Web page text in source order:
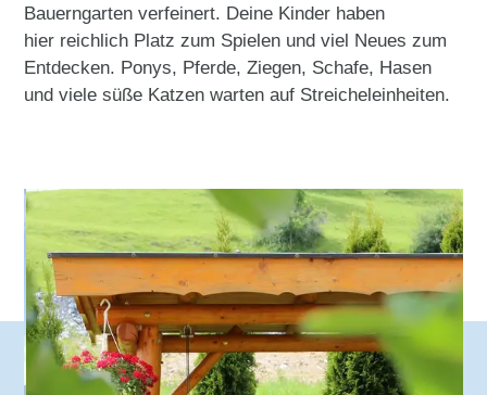
Bauerngarten verfeinert. Deine Kinder haben
hier reichlich Platz zum Spielen und viel Neues zum
Entdecken. Ponys, Pferde, Ziegen, Schafe, Hasen
und viele süße Katzen warten auf Streicheleinheiten.